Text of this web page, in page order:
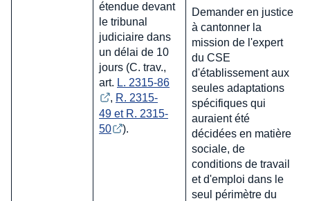
étendue devant
le tribunal
judiciaire dans
un délai de 10
jours (C. trav.,
art. L. 2315-86
, R. 2315-
49 et R. 2315-
50
).
Demander en justice
à cantonner la
mission de l'expert
du CSE
d'établissement aux
seules adaptations
spécifiques qui
auraient été
décidées en matière
sociale, de
conditions de travail
et d'emploi dans le
seul périmètre du